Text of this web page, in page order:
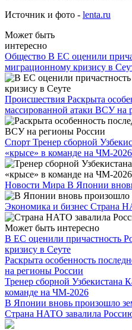
Источник и фото - lenta.ru
Может быть
интересно
Общество В ЕС оценили
миграционному кризису в
Происшествия Раскрыта
массированной атаки ВСУ на
Спорт Тренер сборной
«крысе» в команде на ЧМ-2026
Новости Мира В Японии
Экономика и бизнес Страна
Может быть интересно
В ЕС оценили причастность
кризису в Сеуте
Раскрыта особенность
на регионы России
Тренер сборной Узбекистана
команде на ЧМ-2026
В Японии вновь произошло
Страна НАТО завалила